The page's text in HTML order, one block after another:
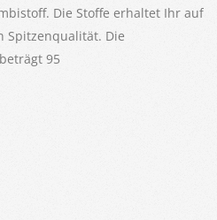
Die Stoffe erhaltet Ihr auf
Spitzenqualität. Die
95